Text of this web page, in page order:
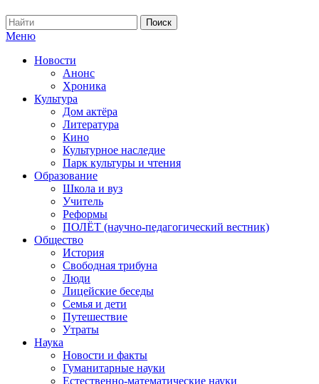
Меню
Новости
Анонс
Хроника
Культура
Дом актёра
Литература
Кино
Культурное наследие
Парк культуры и чтения
Образование
Школа и вуз
Учитель
Реформы
ПОЛЁТ (научно-педагогический вестник)
Общество
История
Свободная трибуна
Люди
Лицейские беседы
Семья и дети
Путешествие
Утраты
Наука
Новости и факты
Гуманитарные науки
Естественно-математические науки